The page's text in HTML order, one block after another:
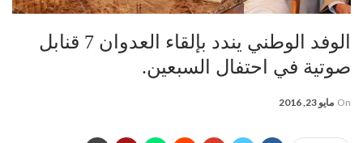
الوفد الوطني يندد بإلقاء العدوان 7 قنابل
صوتية في احتفال السبعين.
On مايو 23, 2016